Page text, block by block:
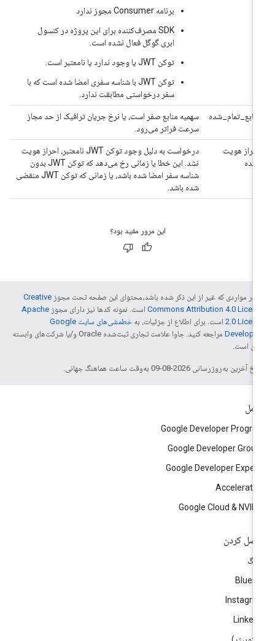
برنامه Consumer مجوز ندارد
SDK مصرف‌کننده برای این پروژه در کنسول
ابری گوگل فعال نشده است.
توکن JWT یا وجود ندارد یا نامعتبر است.
توکن JWT با شناسه سفری امضا شده است که با
سفر درخواستی مطابقت ندارد.
منابع_تمام_شده
سهمیه منابع صفر است، یا نرخ جریان ترافیک از حد مجاز
سرعت فراتر می‌رود.
احراز هویت
درخواست به دلیل وجود توکن JWT نامعتبر، احراز هویت
نشد. این خطا یا زمانی رخ می‌دهد که توکن JWT بدون
شناسه سفر امضا شده باشد، یا زمانی که توکن JWT منقضی
شده باشد.
این مرور مفید بود؟
در مواردی که غیر از این ذکر شده باشد،‌محتوای این صفحه تحت مجوزCreative
Commons Attribution 4.0است. نمونه کدها نیز دارای مجوزApache
2.0است. برای اطلاع از جزئیات، به
خطمشی‌های سایت Google
مراجعه کنید. جاوا علامت تجاری ثبت‌شده Oracle و/یا شرکت‌های وابسته
آن است.
آخرین به‌روزرسانی 2026-08-09 به‌وقت ساعت هماهنگ جهانی.
Google Developer
Google Developer
Google Developer
Google Cloud &
کردن